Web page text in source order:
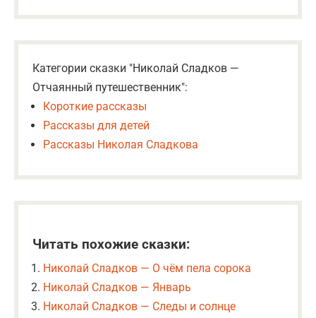
Категории сказки "Николай Сладков —
Отчаянный путешественник":
Короткие рассказы
Рассказы для детей
Рассказы Николая Сладкова
Читать похожие сказки:
Николай Сладков — О чём пела сорока
Николай Сладков — Январь
Николай Сладков — Следы и солнце